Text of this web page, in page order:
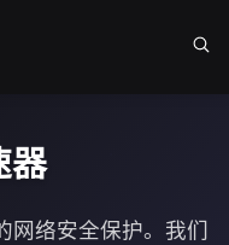
器
网络安全保护。我们